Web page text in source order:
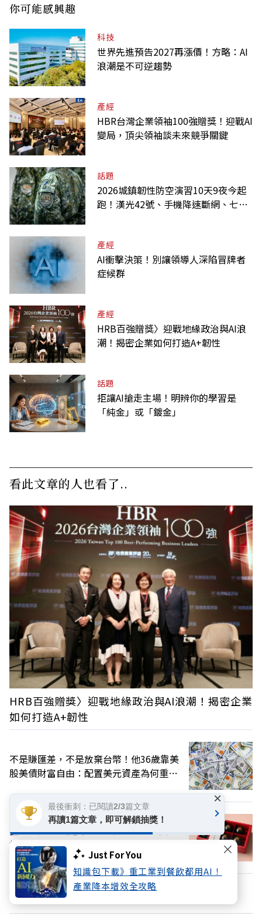
Just For You
知識包下載》重工業到餐飲都用AI！
產業降本增效全攻略
你可能感興趣
科技
世界先進預告2027再漲價！方略：AI
浪潮是不可逆趨勢
產經
HBR台灣企業領袖100強贈獎！迎戰AI
變局，頂尖領袖談未來競爭關鍵
話題
2026城鎮韌性防空演習10天9夜今起
跑！漢光42號、手機降速斷網、七大
產經
AI衝擊決策！別讓領導人深陷冒牌者
症候群
產經
HRB百強贈獎〉迎戰地緣政治與AI浪
潮！揭密企業如何打造A+韌性
話題
拒讓AI搶走主場！明辨你的學習是
「純金」或「鍍金」
看此文章的人也看了..
HRB百強贈獎〉迎戰地緣政治與AI浪潮！揭密企業
如何打造A+韌性
不是賺匯差，不是放棄台幣！他36歲靠美
股美債財富自由：配置美元資產為何重
重新定義精品蛋黃酥！六松今苑攜手人氣
烘焙店推出限定甜點限量供應
換個主題看看
最後衝刺：已閱讀2/3篇文章
再讀1篇文章，即可解鎖抽獎！
×